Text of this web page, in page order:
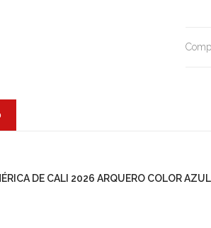
DE CALI 2026 ARQUERO COLOR AZUL